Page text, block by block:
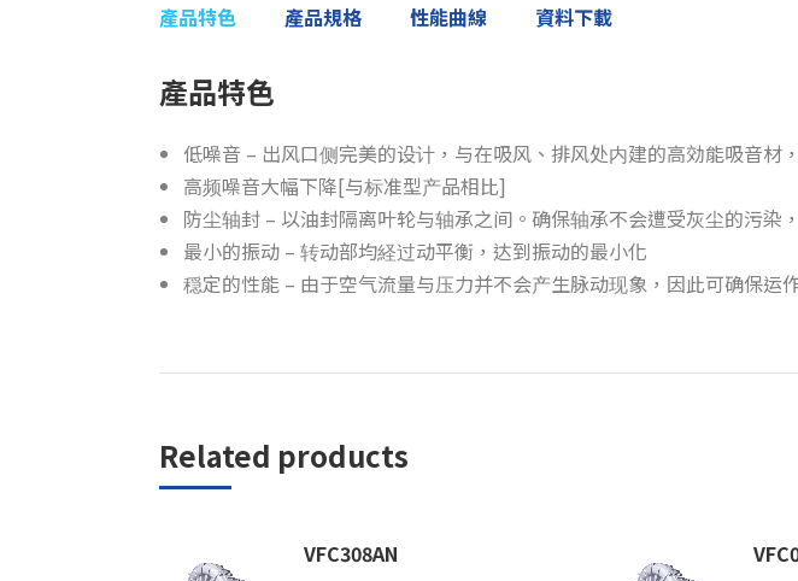
產品特色 產品規格 性能曲線 資料下載
產品特色
低噪音 – 出风口侧完美的设计，与在吸风、排风处内建的高効能吸音材
高频噪音大幅下降[与标准型产品相比]
防尘轴封 – 以油封隔离叶轮与轴承之间。确保轴承不会遭受灰尘的污染
最小的振动 – 转动部均経过动平衡，达到振动的最小化
穏定的性能 – 由于空气流量与压力并不会产生脉动现象，因此可确保运
Related products
VFC308AN